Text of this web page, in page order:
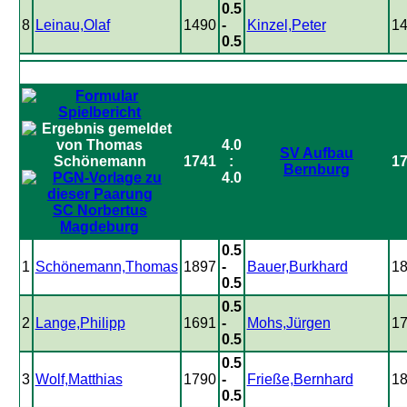
8 Leinau,Olaf 1490
0.5
-
0.5
Kinzel,Peter
SC Norbertus
Magdeburg
1741
4.0
:
4.0
SV Aufbau
Bernburg
1 Schönemann,Thomas 1897
0.5
-
0.5
Bauer,Burkhard
2 Lange,Philipp 1691
0.5
-
0.5
Mohs,Jürgen
3 Wolf,Matthias 1790
0.5
-
0.5
Frieße,Bernhard